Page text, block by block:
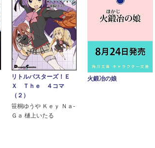
リトルバスターズ！Ｅ
Ｘ Ｔｈｅ ４コマ
（２）
笹桐ゆうや Ｋｅｙ Ｎａ‐
Ｇａ 樋上いたる
火鍛冶の娘